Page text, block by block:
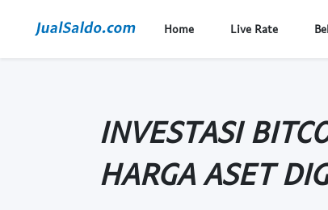
Home Live Rate
INVESTASI
HARGA ASET